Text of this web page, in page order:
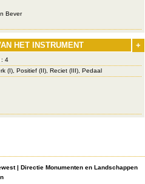
Bever
+
HET INSTRUMENT
: 4
(I), Positief (II), Reciet (III), Pedaal
| Directie Monumenten en Landschappen